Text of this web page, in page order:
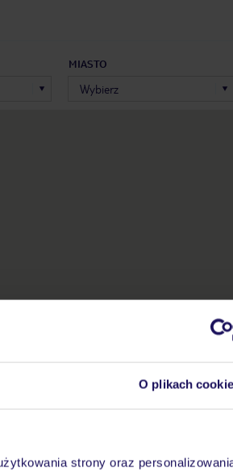
O plikach
strony oraz
MIASTO